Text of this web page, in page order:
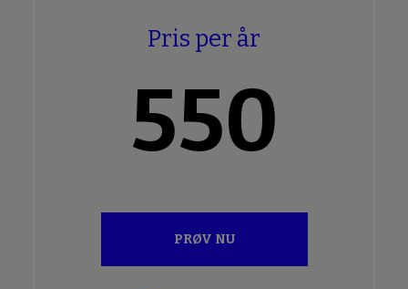
Pris per år
550
PRØV NU